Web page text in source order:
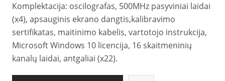
Komplektacija: oscilografas, 500MHz pasyviniai laidai
(x4), apsauginis ekrano dangtis,kalibravimo
sertifikatas, maitinimo kabelis, vartotojo instrukcija,
Microsoft Windows 10 licencija, 16 skaitmeninių
kanalų laidai, antgaliai (x22).